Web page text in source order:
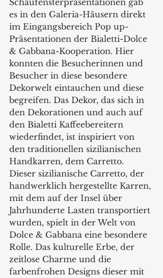
Schaufensterpräsentationen gab
es in den Galeria-Häusern direkt
im Eingangsbereich Pop up-
Präsentationen der Bialetti-Dolce
& Gabbana-Kooperation. Hier
konnten die Besucherinnen und
Besucher in diese besondere
Dekorwelt eintauchen und diese
begreifen. Das Dekor, das sich in
den Dekorationen und auch auf
den Bialetti Kaffeebereitern
wiederfindet, ist inspiriert von
den traditionellen sizilianischen
Handkarren, dem Carretto.
Dieser sizilianische Carretto, der
handwerklich hergestellte Karren,
mit dem auf der Insel über
Jahrhunderte Lasten transportiert
wurden, spielt in der Welt von
Dolce & Gabbana eine besondere
Rolle. Das kulturelle Erbe, der
zeitlose Charme und die
farbenfrohen Designs dieser mit